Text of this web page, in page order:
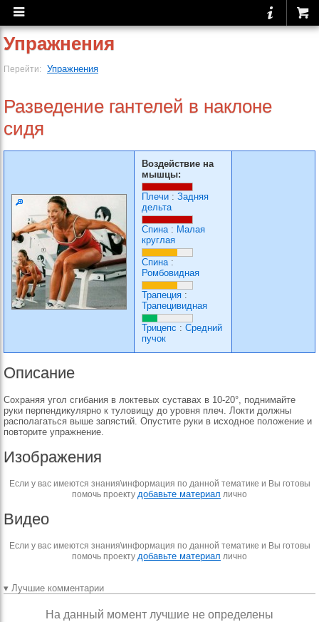
Упражнения
Перейти: Упражнения
Разведение гантелей в наклоне
сидя
Воздействие на
мышцы:
Плечи : Задняя
дельта
Спина: Малая
круглая
Спина:
Ромбовидная
Трапеция :
Трапецивидная
Трицепс : Средний
пучок
Описание
Сохраняя угол сгибания в локтевых суставах в 10-20°, поднимайте
руки перпендикулярно к туловищу до уровня плеч. Локти должны
располагаться выше запястий. Опустите руки в исходное положение и
повторите упражнение.
Изображения
Если у вас имеются знания\информация по данной тематике и Вы готовы
помочь проекту добавьте материал лично
Видео
Если у вас имеются знания\информация по данной тематике и Вы готовы
помочь проекту добавьте материал лично
▾ Лучшие комментарии
На данный момент лучшие не определены